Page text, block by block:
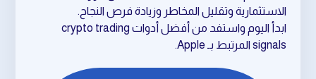
الاستثمارية وتقليل المخاطر وزيادة فرص النجاح.
ابدأ اليوم واستفد من أفضل أدوات crypto trading
signals المرتبط بـ Apple.